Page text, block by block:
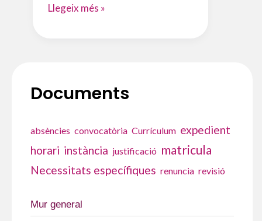
Documents
absències convocatòria Currículum expedient
horari instància justificació matricula
Necessitats específiques renuncia revisió
Mur general
La
Llegeix més »